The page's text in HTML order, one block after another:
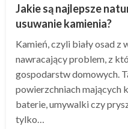
Jakie są najlepsze
usuwanie kamienia?
Kamień, czyli biały osad z
nawracający problem, z
gospodarstw domowych.
powierzchniach mających
baterie, umywalki czy
tylko…